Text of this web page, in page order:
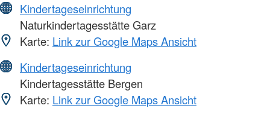
Kindertageseinrichtung
Naturkindertagesstätte Garz
Karte: Link zur Google Maps Ansicht
Kindertageseinrichtung
Kindertagesstätte Bergen
Karte: Link zur Google Maps Ansicht